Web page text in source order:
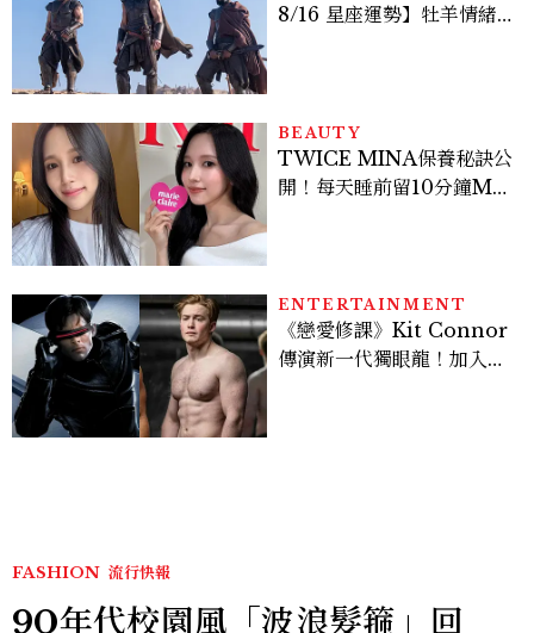
8/16 星座運勢】牡羊情緒
BEAUTY
TWICE MINA保養秘訣公
開！每天睡前留10分鐘ME
ENTERTAINMENT
《戀愛修課》Kit Connor
傳演新一代獨眼龍！加入新
FASHION 流行快報
90年代校園風「波浪髮箍」回